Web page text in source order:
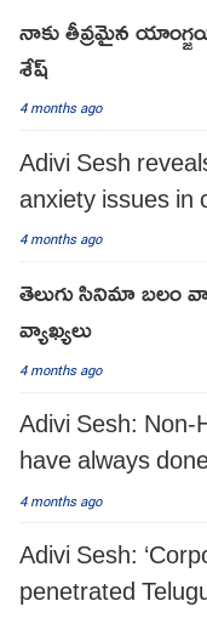
నాకు తీవ్రమైన
శేష్
4 months ago
Adivi Sesh
anxiety issues in
4 months ago
తెలుగు సినిమా బలం
వ్యాఖ్యలు
4 months ago
Adivi Sesh:
have always
4 months ago
Adivi Sesh:
penetrated